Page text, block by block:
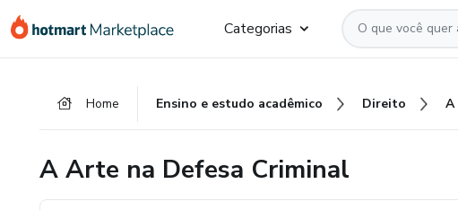
para
para
para
Categorias
Home Ensino e estudo acadêmico Direito
A Arte na Defesa Criminal